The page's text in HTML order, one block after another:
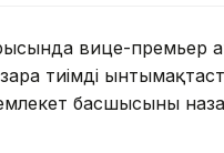
вице-премьер
тиімді
басшысының